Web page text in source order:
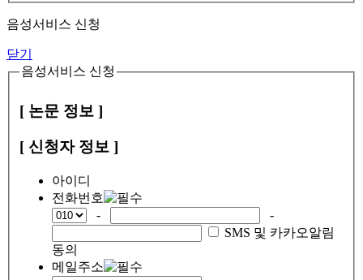
음성서비스 신청
닫기
음성서비스 신청
[ 논문 정보 ]
[ 신청자 정보 ]
아이디
전화번호
-
-
SMS 및 카카오알림
동의
메일주소